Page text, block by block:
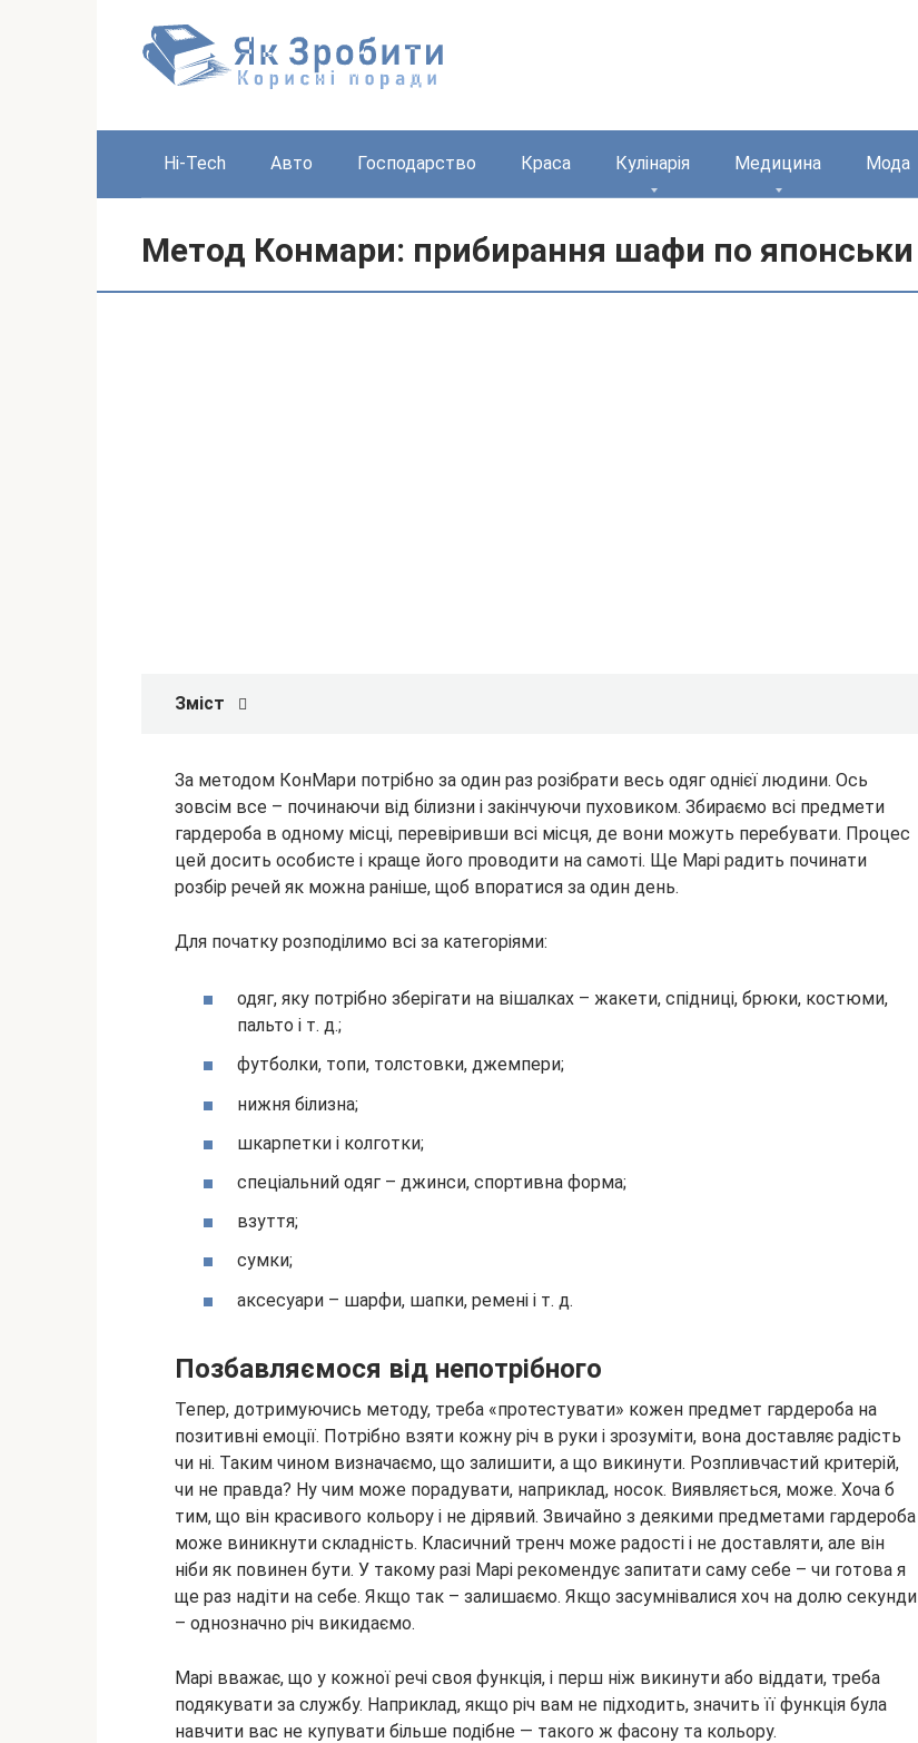
Hi-Tech Авто Господарство Краса Кулінарія Медицина Мода
Метод Конмари: прибирання шафи по японськи
Зміст
За методом КонМари потрібно за один раз розібрати весь одяг однієї людини. Ось
зовсім все – починаючи від білизни і закінчуючи пуховиком. Збираємо всі предмети
гардероба в одному місці, перевіривши всі місця, де вони можуть перебувати. Процес
цей досить особисте і краще його проводити на самоті. Ще Марі радить починати
розбір речей як можна раніше, щоб впоратися за один день.
Для початку розподілимо всі за категоріями:
одяг, яку потрібно зберігати на вішалках – жакети, спідниці, брюки, костюми,
пальто і т. д.;
футболки, топи, толстовки, джемпери;
нижня білизна;
шкарпетки і колготки;
спеціальний одяг – джинси, спортивна форма;
взуття;
сумки;
аксесуари – шарфи, шапки, ремені і т. д.
Позбавляємося від непотрібного
Тепер, дотримуючись методу, треба «протестувати» кожен предмет гардероба на
позитивні емоції. Потрібно взяти кожну річ в руки і зрозуміти, вона доставляє радість
чи ні. Таким чином визначаємо, що залишити, а що викинути. Розпливчастий критерій,
чи не правда? Ну чим може порадувати, наприклад, носок. Виявляється, може. Хоча б
тим, що він красивого кольору і не дірявий. Звичайно з деякими предметами гардероба
може виникнути складність. Класичний тренч може радості і не доставляти, але він
ніби як повинен бути. У такому разі Марі рекомендує запитати саму себе – чи готова я
ще раз надіти на себе. Якщо так – залишаємо. Якщо засумнівалися хоч на долю секунди
– однозначно річ викидаємо.
Марі вважає, що у кожної речі своя функція, і перш ніж викинути або віддати, треба
подякувати за службу. Наприклад, якщо річ вам не підходить, значить її функція була
навчити вас не купувати більше подібне — такого ж фасону та кольору.